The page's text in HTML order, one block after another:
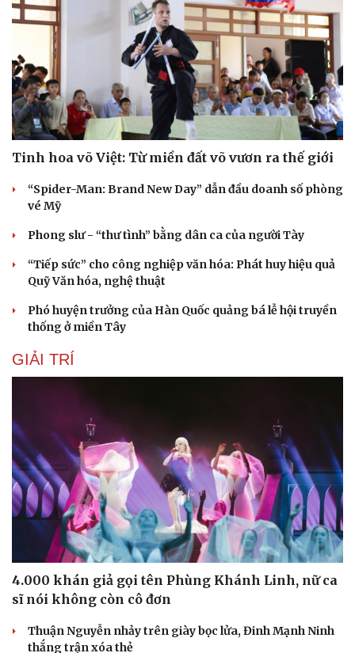
Tinh hoa võ Việt: Từ miền đất võ vươn ra thế giới
“Spider-Man: Brand New Day” dẫn đầu doanh số phòng
vé Mỹ
Phong slư - “thư tình” bằng dân ca của người Tày
“Tiếp sức” cho công nghiệp văn hóa: Phát huy hiệu quả
Quỹ Văn hóa, nghệ thuật
Phó huyện trưởng của Hàn Quốc quảng bá lễ hội truyền
thống ở miền Tây
GIẢI TRÍ
4.000 khán giả gọi tên Phùng Khánh Linh, nữ ca
sĩ nói không còn cô đơn
Thuận Nguyễn nhảy trên giày bọc lửa, Đinh Mạnh Ninh
thắng trận xóa thẻ